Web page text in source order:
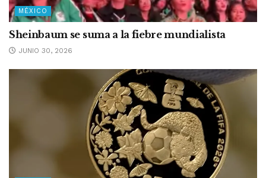
MÉXICO
Sheinbaum se suma a la fiebre mundialista
JUNIO 30, 2026